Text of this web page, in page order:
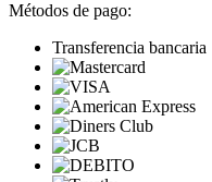
Métodos de pago:
Transferencia bancaria